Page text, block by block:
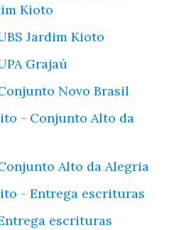
Kioto
Jardim Kioto
Grajaú
Novo Brasil
- Conjunto Alto da
Alto da Alegria
- Entrega escrituras
escrituras